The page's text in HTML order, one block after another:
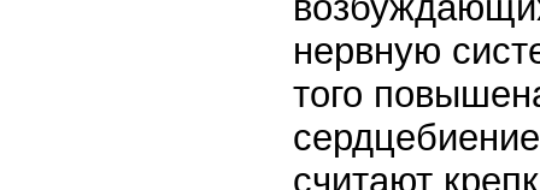
нервную
того
считают